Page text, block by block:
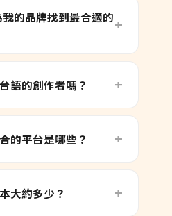
的品牌找到最合適的
語的創作者嗎？
的平台是哪些？
大約多少？